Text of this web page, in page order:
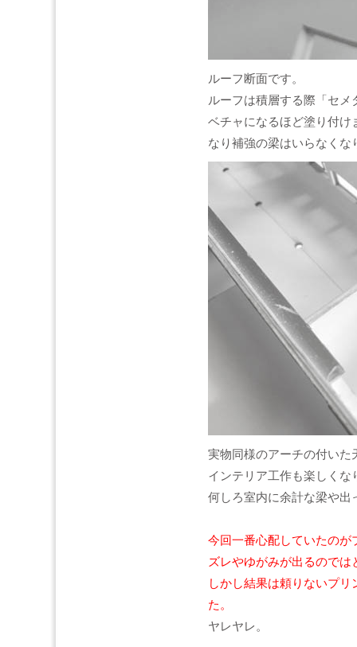
ルーフ断面です。
ルーフは積層する際「セ
ベチャになるほど塗り付け
なり補強の梁はいらなくな
実物同様のアーチの付いた
インテリア工作も楽しくな
何しろ室内に余計な梁や出
今回一番心配していたのが
ズレやゆがみが出るのでは
しかし結果は頼りないプ
た。
ヤレヤレ。